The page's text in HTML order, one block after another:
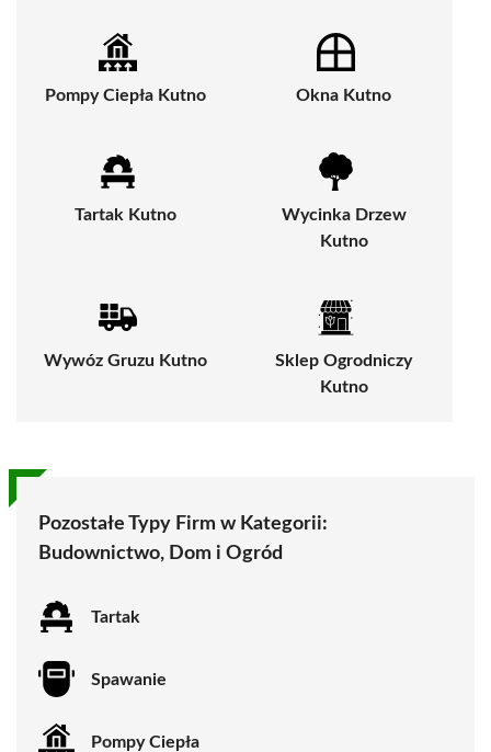
Pompy Ciepła Kutno Okna Kutno
Tartak Kutno
Wycinka Drzew
Kutno
Wywóz Gruzu Kutno
Sklep Ogrodniczy
Kutno
Pozostałe Typy Firm w Kategorii:
Budownictwo, Dom i Ogród
Tartak
Spawanie
Pompy Ciepła